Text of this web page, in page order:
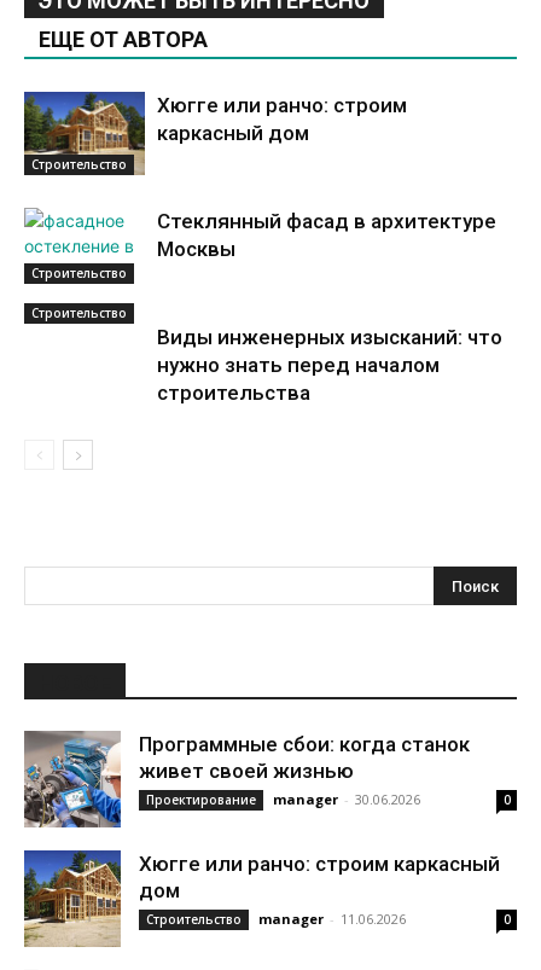
ЕЩЕ ОТ АВТОРА
Строительство
Хюгге или ранчо: строим
каркасный дом
Строительство
Стеклянный фасад в архитектуре
Москвы
Строительство
Виды инженерных изысканий: что
нужно знать перед началом
строительства
Программные сбои: когда станок
живет своей жизнью
Проектирование manager - 30.06.2026 0
Хюгге или ранчо: строим каркасный
дом
Строительство manager - 11.06.2026 0